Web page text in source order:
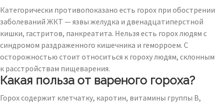
Категорически противопоказано есть горох при обострении
заболеваний ЖКТ — язвы желудка и двенадцатиперстной
кишки, гастритов, панкреатита. Нельзя есть горох людям с
синдромом раздраженного кишечника и геморроем. С
осторожностью стоит относиться к гороху людям, склонным
к расстройствам пищеварения.
Какая польза от вареного гороха?
Горох содержит клетчатку, каротин, витамины группы В,